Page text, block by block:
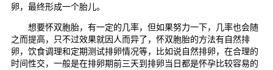
卵，最终形成一个胎儿。
想要怀双胞胎，有一定的几率，但如果努力一下，几率也会随
之而提高，只不过效果就因人而异了，怀双胞胎的方法有自然排
卵，饮食调理和定期测试排卵情况等，比如说自然排卵，在合理的
时间性交，一般是在排卵期前三天到排卵当日都是怀孕比较容易的